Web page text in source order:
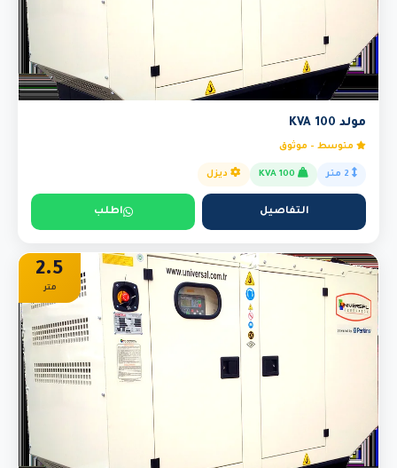
مولد 100 KVA
متوسط - موثوق
ديزل
التفاصيل اطلب
2.5
متر